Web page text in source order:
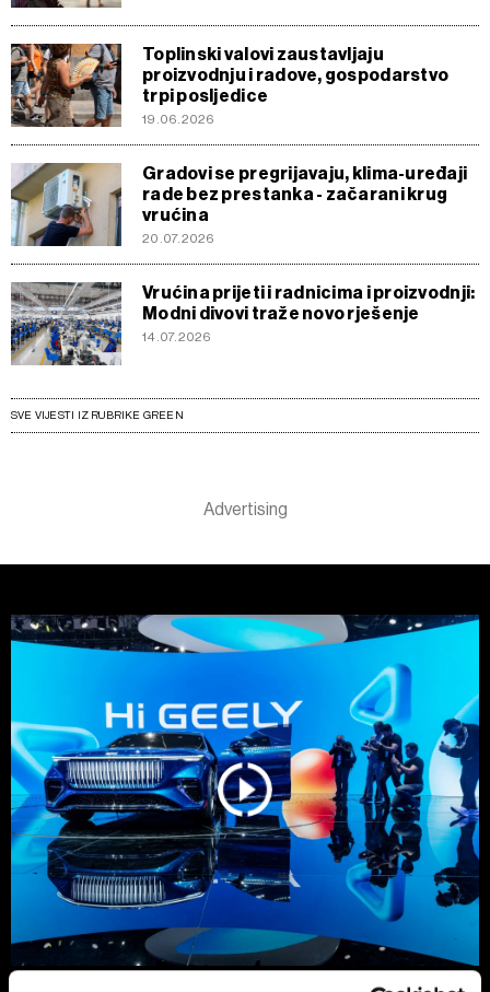
Toplinski valovi zaustavljaju
proizvodnju i radove, gospodarstvo
trpi posljedice
19.06.2026
Gradovi se pregrijavaju, klima-uređaji
rade bez prestanka - začarani krug
vrućina
20.07.2026
Vrućina prijeti i radnicima i proizvodnji:
Modni divovi traže novo rješenje
14.07.2026
SVE VIJESTI IZ RUBRIKE GREEN